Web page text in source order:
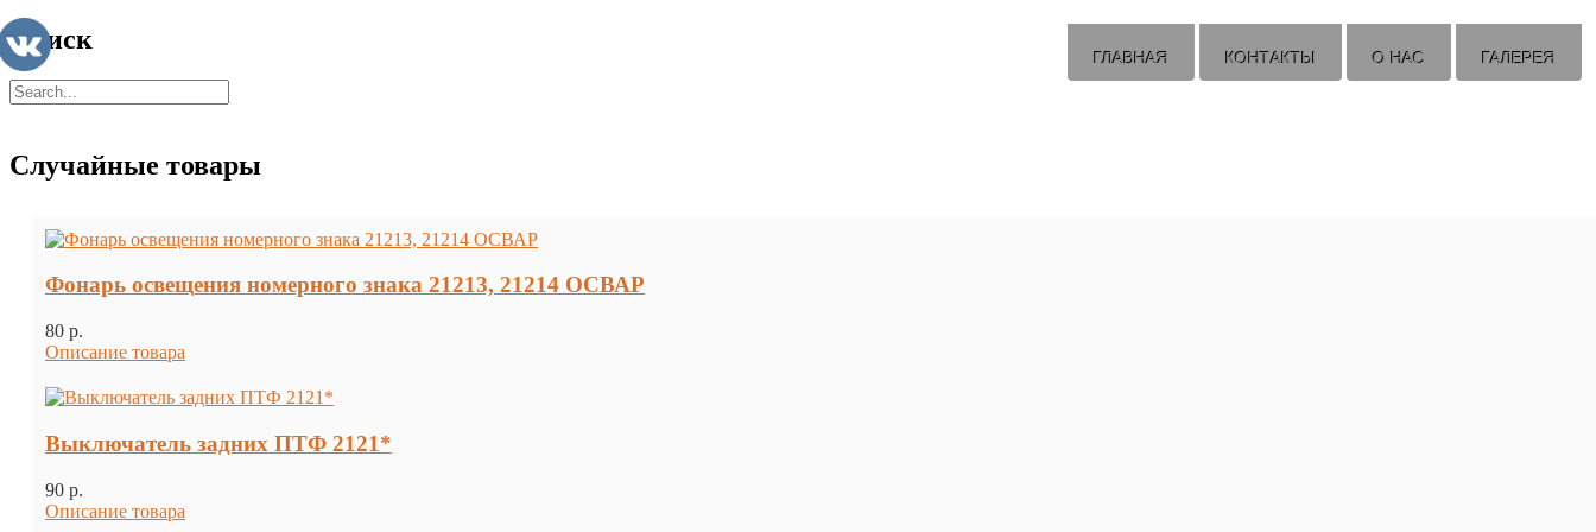
ГЛАВНАЯ КОНТАКТЫ О НАС ГАЛЕРЕЯ
Поиск
Случайные товары
Фонарь освещения номерного знака 21213, 21214 ОСВАР
80 p.
Описание товара
Выключатель задних ПТФ 2121*
90 p.
Описание товара